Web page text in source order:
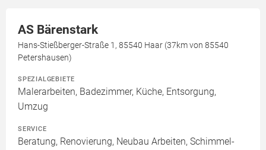
AS Bärenstark
Hans-Stießberger-Straße 1, 85540 Haar (37km von 85540
Petershausen)
SPEZIALGEBIETE
Malerarbeiten, Badezimmer, Küche, Entsorgung,
Umzug
SERVICE
Beratung, Renovierung, Neubau Arbeiten, Schimmel-